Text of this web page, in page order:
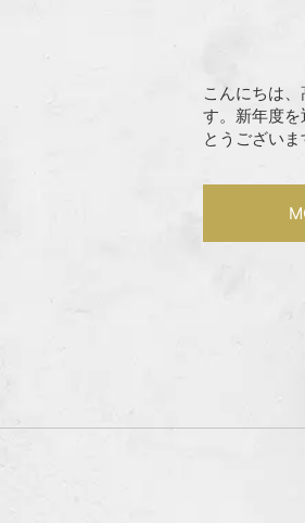
こんにちは
す。新年度
とうござい